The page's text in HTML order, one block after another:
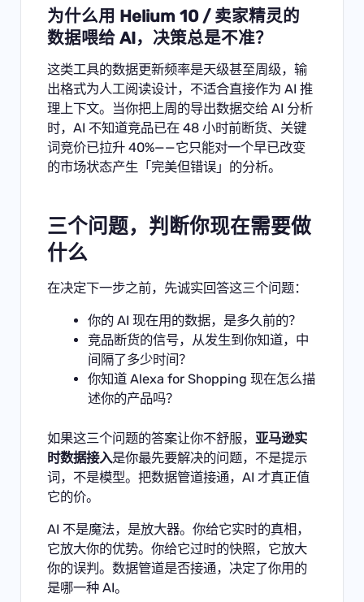
为什么用 Helium 10 / 卖家精灵的
数据喂给 AI，决策总是不准？
这类工具的数据更新频率是天级甚至周级，输
出格式为人工阅读设计，不适合直接作为 AI 推
理上下文。当你把上周的导出数据交给 AI 分析
时，AI 不知道竞品已在 48 小时前断货、关键
词竞价已拉升 40%——它只能对一个早已改变
的市场状态产生「完美但错误」的分析。
三个问题，判断你现在需要做
什么
在决定下一步之前，先诚实回答这三个问题：
你的 AI 现在用的数据，是多久前的？
竞品断货的信号，从发生到你知道，中
间隔了多少时间？
你知道 Alexa for Shopping 现在怎么描
述你的产品吗？
如果这三个问题的答案让你不舒服， 亚马逊实
时数据接入是你最先要解决的问题，不是提示
词，不是模型。把数据管道接通，AI 才真正值
它的价。
AI 不是魔法，是放大器。你给它实时的真相，
它放大你的优势。你给它过时的快照，它放大
你的误判。数据管道是否接通，决定了你用的
是哪一种 AI。